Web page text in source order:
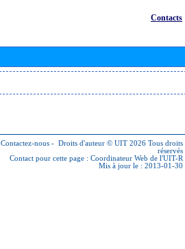
Contacts
Contactez-nous - Droits d'auteur © UIT 2026 Tous droits
réservés
Contact pour cette page : Coordinateur Web de l'UIT-R
Mis à jour le : 2013-01-30